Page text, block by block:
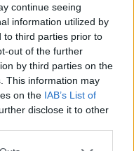
continue seeing
information utilized by
to third parties prior to
out of the further
by third parties on the
This information may
on the IAB’s List of
disclose it to other
lupiče z prodejen
si připsali v těchto dnech
obvinit pachatele, který